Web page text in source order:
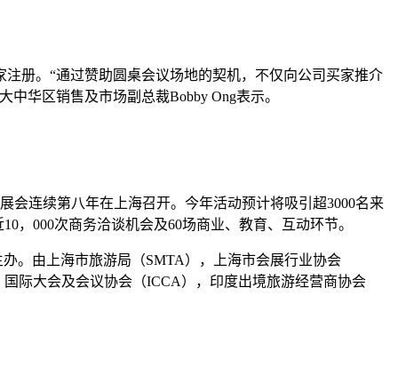
册。“通过赞助圆桌会议场地的契机，不仅向公司买家推介
华区销售及市场副总裁Bobby Ong表示。
会连续第八年在上海召开。今年活动预计将吸引超3000名来
，000次商务洽谈机会及60场商业、教育、互动环节。
。由上海市旅游局（SMTA），上海市会展行业协会
际大会及会议协会（ICCA），印度出境旅游经营商协会